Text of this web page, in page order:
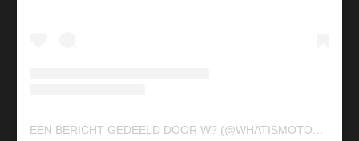
E
EN BERICHT GEDEELD DOOR W? (@WHATISMOTODESIGN)